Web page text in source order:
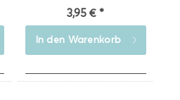
3,95 € *
In den Warenkorb